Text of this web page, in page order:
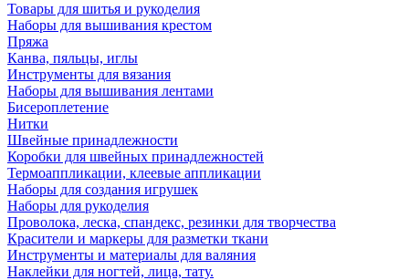
Товары для шитья и рукоделия
Наборы для вышивания крестом
Пряжа
Канва, пяльцы, иглы
Инструменты для вязания
Наборы для вышивания лентами
Бисероплетение
Нитки
Швейные принадлежности
Коробки для швейных принадлежностей
Термоаппликации, клеевые аппликации
Наборы для создания игрушек
Наборы для рукоделия
Проволока, леска, спандекс, резинки для творчества
Красители и маркеры для разметки ткани
Инструменты и материалы для валяния
Наклейки для ногтей, лица, тату.